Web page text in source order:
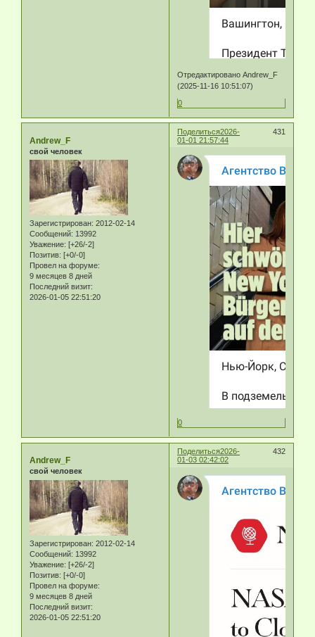
Отредактировано Andrew_F
(2025-11-16 10:51:07)
0
Поделиться 431
2026-
01-01 21:57:44
Andrew_F
свой человек
Зарегистрирован: 2012-02-14
Сообщений: 13992
Уважение: [+26/-2]
Позитив: [+0/-0]
Провел на форуме:
9 месяцев 8 дней
Последний визит:
2026-01-05 22:51:20
0
Поделиться 432
2026-
01-03 02:42:02
Andrew_F
свой человек
Зарегистрирован: 2012-02-14
Сообщений: 13992
Уважение: [+26/-2]
Позитив: [+0/-0]
Провел на форуме:
9 месяцев 8 дней
Последний визит:
2026-01-05 22:51:20